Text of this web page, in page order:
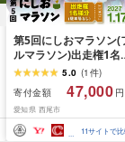
第5回にしおマラソン(
ルマラソン)出走権1名
(駐車券なし)・
nmarathon5
5.0 (1 件)
寄付金額
47,000
愛知県 西尾市
11サイトで